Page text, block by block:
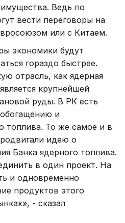
Ведь по
вести переговоры на
или с Китаем.
экономики будут
гораздо быстрее.
отрасль, как ядерная
крупнейшей
руды. В РК есть
и
топлива. То же самое и в
идею о
Банка ядерного топлива.
в один проект. На
и одновременно
продуктов этого
- сказал